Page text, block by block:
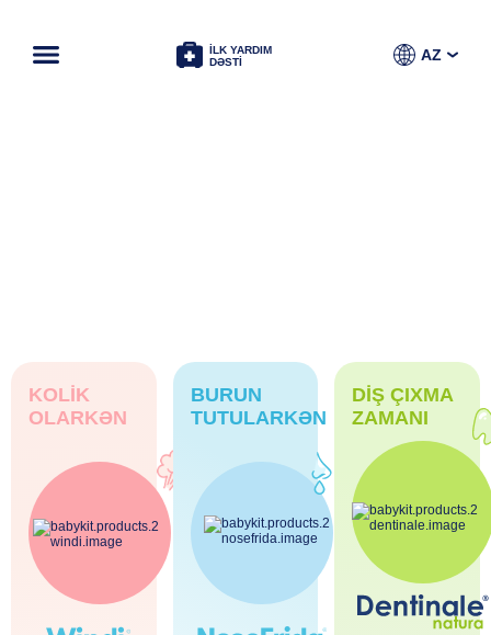
İLK YARDIM
DƏSTİ
AZ
DİŞ ÇIXMA
ZAMANI
KOLİK
OLARKƏN
BURUN
TUTULARKƏN